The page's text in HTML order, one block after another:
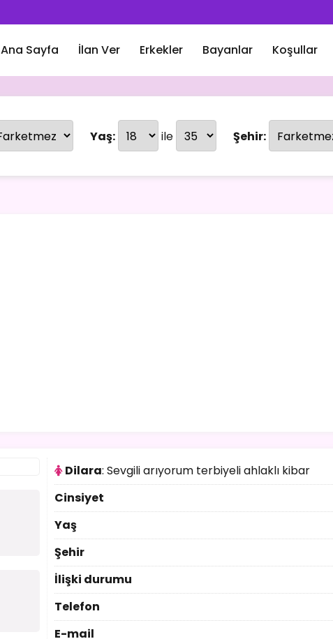
Ana Sayfa İlan Ver Erkekler Bayanlar Koşullar
Yaş: ile Şehir:
Dilara: Sevgili arıyorum terbiyeli ahlaklı kibar
Cinsiyet
Yaş
Şehir
İlişki durumu
Telefon
E-mail